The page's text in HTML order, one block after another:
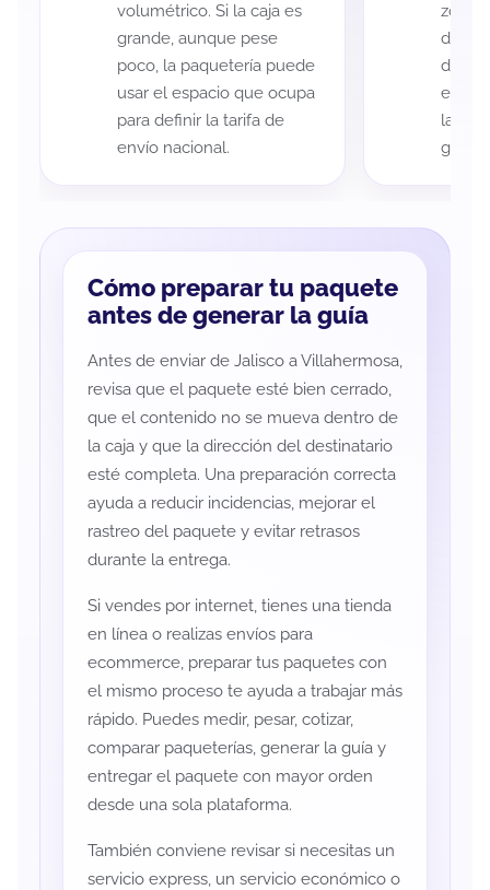
volumétrico. Si la caja es
grande, aunque pese
poco, la paquetería puede
usar el espacio que ocupa
para definir la tarifa de
envío nacional.
zona
de
de
eso
la
guía
Cómo preparar tu paquete
antes de generar la guía
Antes de enviar de Jalisco a Villahermosa,
revisa que el paquete esté bien cerrado,
que el contenido no se mueva dentro de
la caja y que la dirección del destinatario
esté completa. Una preparación correcta
ayuda a reducir incidencias, mejorar el
rastreo del paquete y evitar retrasos
durante la entrega.
Si vendes por internet, tienes una tienda
en línea o realizas envíos para
ecommerce, preparar tus paquetes con
el mismo proceso te ayuda a trabajar más
rápido. Puedes medir, pesar, cotizar,
comparar paqueterías, generar la guía y
entregar el paquete con mayor orden
desde una sola plataforma.
También conviene revisar si necesitas un
servicio express, un servicio económico o